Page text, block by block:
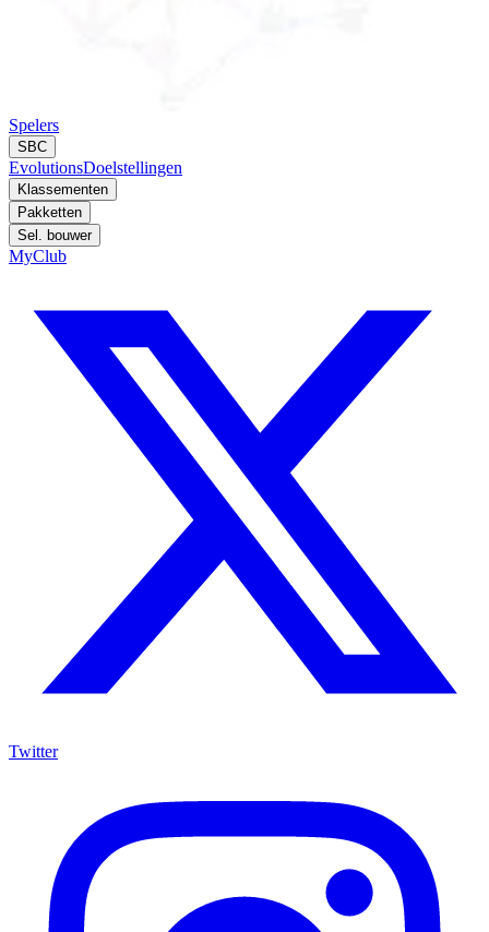
Spelers
SBC
EvolutionsDoelstellingen
Klassementen
Pakketten
Sel. bouwer
MyClub
Twitter